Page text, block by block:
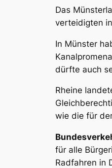
Das
verteidigten
In Münster
dürfte auch
Rheine
wie die für
für alle
Radfahren in